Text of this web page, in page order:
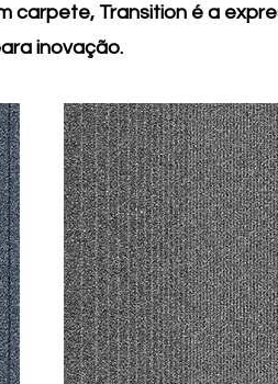
carpete, Transition é a
inovação.